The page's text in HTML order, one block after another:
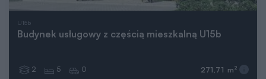
U15b
Budynek usługowy z częścią mieszkalną U15b
2 5 0 271,71 m 2